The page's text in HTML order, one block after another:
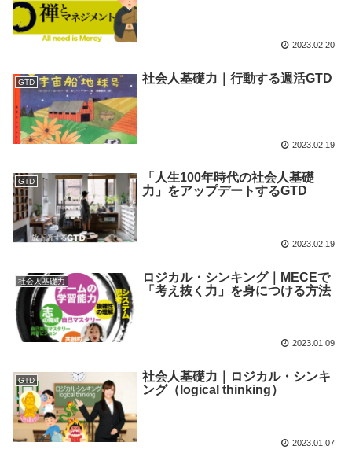
2023.02.20
GTD 社会人基礎力｜行動する週活GTD
2023.02.19
GTD
「人生100年時代の社会人基礎
力」をアップデートするGTD
2023.02.19
社会人基礎力
ロジカル・シンキング｜MECEで
「考え抜く力」を身につける方法
2023.01.09
GTD
社会人基礎力｜ロジカル・シンキ
ング（logical thinking）
2023.01.07